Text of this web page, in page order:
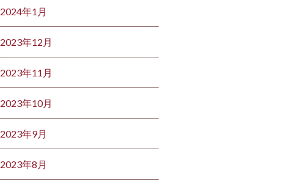
2024年1月
2023年12月
2023年11月
2023年10月
2023年9月
2023年8月